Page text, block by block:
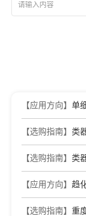
请输入内容
【应用方向】 单
【选购指南】 类
【选购指南】 类
【应用方向】 趋
【选购指南】 重